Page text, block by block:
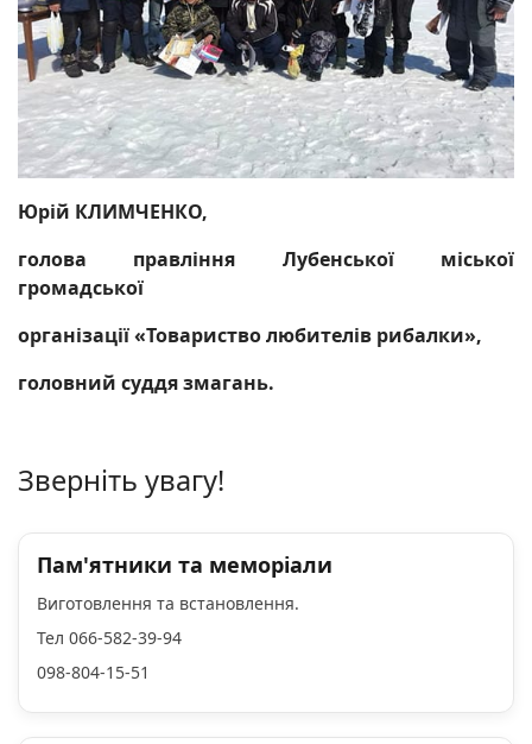
Юрій КЛИМЧЕНКО,
голова правління Лубенської міської
громадської
організації «Товариство любителів рибалки»,
головний суддя змагань.
Зверніть увагу!
Пам'ятники та меморіали
Виготовлення та встановлення.
Тел 066-582-39-94
098-804-15-51